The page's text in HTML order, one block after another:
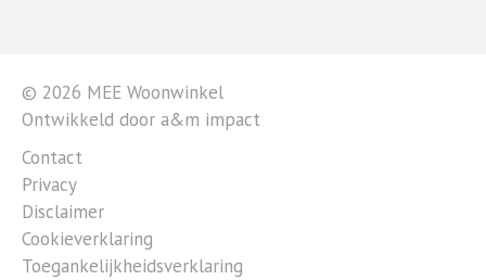
© 2026 MEE Woonwinkel
Ontwikkeld door a&m impact
Contact
Privacy
Disclaimer
Cookieverklaring
Toegankelijkheidsverklaring